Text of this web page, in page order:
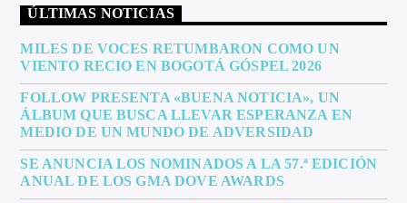
ÚLTIMAS NOTICIAS
MILES DE VOCES RETUMBARON COMO UN
VIENTO RECIO EN BOGOTÁ GÓSPEL 2026
FOLLOW PRESENTA «BUENA NOTICIA», UN
ÁLBUM QUE BUSCA LLEVAR ESPERANZA EN
MEDIO DE UN MUNDO DE ADVERSIDAD
SE ANUNCIA LOS NOMINADOS A LA 57.ª EDICIÓN
ANUAL DE LOS GMA DOVE AWARDS